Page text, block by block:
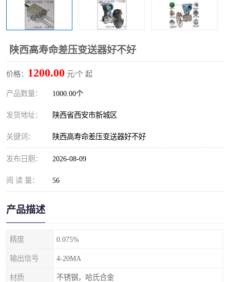
陕西高寿命差压变送器好不好
价格： 1200.00 元/个 起
产品数量： 1000.00个
发货地址： 陕西省西安市新城区
关键词： 陕西高寿命差压变送器好不好
发布日期： 2026-08-09
阅 读 量： 56
产品描述
精度 0.075%
输出信号 4-20MA
材质 不锈钢，哈氏合金